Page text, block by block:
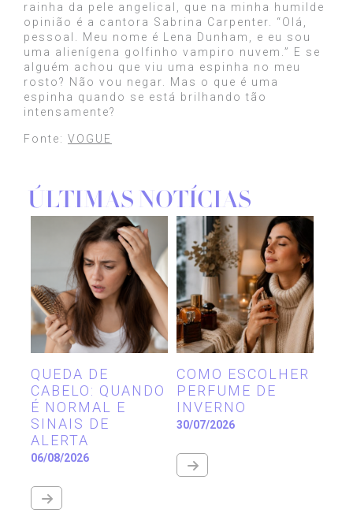
rainha da pele angelical, que na minha humilde
opinião é a cantora Sabrina Carpenter. “Olá,
pessoal. Meu nome é Lena Dunham, e eu sou
uma alienígena golfinho vampiro nuvem.” E se
alguém achou que viu uma espinha no meu
rosto? Não vou negar. Mas o que é uma
espinha quando se está brilhando tão
intensamente?
Fonte: VOGUE
ÚLTIMAS NOTÍCIAS
QUEDA DE
CABELO: QUANDO
É NORMAL E
SINAIS DE
ALERTA
06/08/2026
COMO ESCOLHER
PERFUME DE
INVERNO
30/07/2026